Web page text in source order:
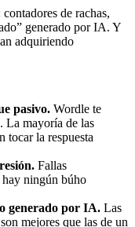
de rachas,
generado por IA. Y
adquiriendo
pasivo. Wordle te
La mayoría de las
tocar la respuesta
Fallas
ningún búho
generado por IA. Las
mejores que las de un